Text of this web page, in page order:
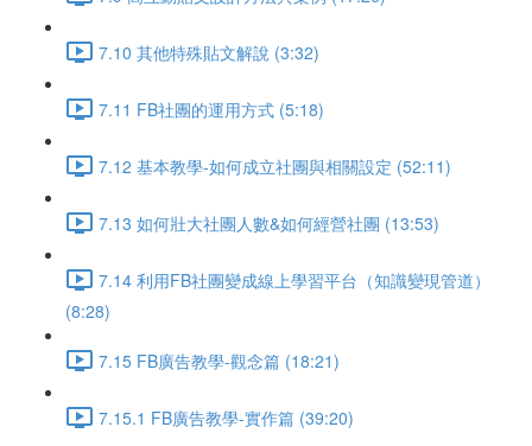
7.10 其他特殊貼文解說 (3:32)
7.11 FB社團的運用方式 (5:18)
7.12 基本教學-如何成立社團與相關設定 (52:11)
7.13 如何壯大社團人數&如何經營社團 (13:53)
7.14 利用FB社團變成線上學習平台（知識變現管道）
(8:28)
7.15 FB廣告教學-觀念篇 (18:21)
7.15.1 FB廣告教學-實作篇 (39:20)